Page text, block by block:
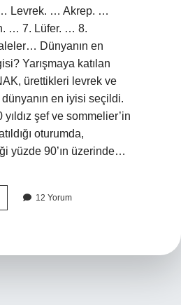
Levrek. … Akrep. …
… 7. Lüfer. … 8.
Dünyanın en
Yarışmaya katılan
ürettikleri levrek ve
dünyanın en iyisi seçildi.
şef ve sommelier’in
oturumda,
yüzde 90’ın üzerinde…
12 Yorum